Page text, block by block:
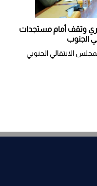
وتقف أمام مستجدات
الجنوب
الانتقالي الجنوبي